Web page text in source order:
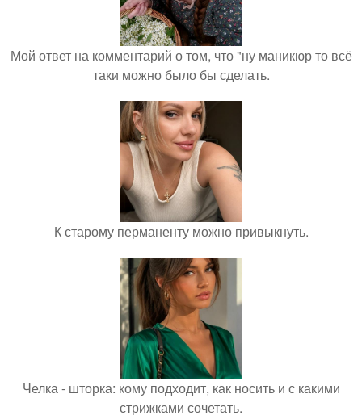
Мой ответ на комментарий о том, что "ну маникюр то всё
таки можно было бы сделать.
К старому перманенту можно привыкнуть.
Челка - шторка: кому подходит, как носить и с какими
стрижками сочетать.